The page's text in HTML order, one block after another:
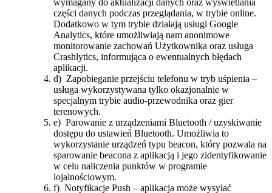
wymagany do aktualizacji danych oraz wyświetlania
części danych podczas przeglądania, w trybie online.
Dodatkowo w tym trybie działają usługi Google
Analytics, które umożliwiają nam anonimowe
monitorowanie zachowań Użytkownika oraz usługa
Crashlytics, informująca o ewentualnych błędach
aplikacji.
d) Zapobieganie przejściu telefonu w tryb uśpienia –
usługa wykorzystywana tylko okazjonalnie w
specjalnym trybie audio-przewodnika oraz gier
terenowych.
e) Parowanie z urządzeniami Bluetooth / uzyskiwanie
dostępu do ustawień Bluetooth. Umożliwia to
wykorzystanie urządzeń typu ​beacon,​ który pozwala na
sparowanie ​beacona z aplikacją i jego zidentyfikowanie
w celu naliczenia punktów w programie
lojalnościowym.
f) Notyfikacje Push – aplikacja może wysyłać